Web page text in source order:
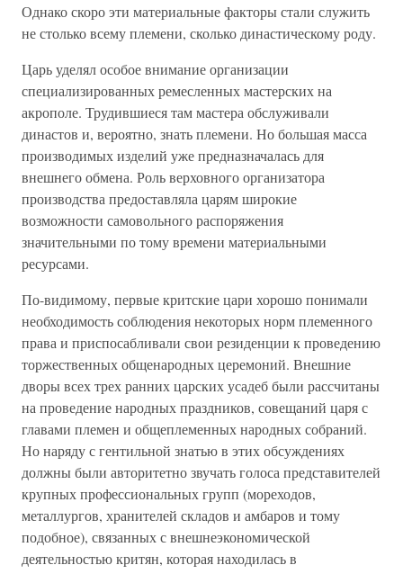
Однако скоро эти материальные факторы стали служить
не столько всему племени, сколько династическому роду.
Царь уделял особое внимание организации
специализированных ремесленных мастерских на
акрополе. Трудившиеся там мастера обслуживали
династов и, вероятно, знать племени. Но большая масса
производимых изделий уже предназначалась для
внешнего обмена. Роль верховного организатора
производства предоставляла царям широкие
возможности самовольного распоряжения
значительными по тому времени материальными
ресурсами.
По-видимому, первые критские цари хорошо понимали
необходимость соблюдения некоторых норм племенного
права и приспосабливали свои резиденции к проведению
торжественных общенародных церемоний. Внешние
дворы всех трех ранних царских усадеб были рассчитаны
на проведение народных праздников, совещаний царя с
главами племен и общеплеменных народных собраний.
Но наряду с гентильной знатью в этих обсуждениях
должны были авторитетно звучать голоса представителей
крупных профессиональных групп (мореходов,
металлургов, хранителей складов и амбаров и тому
подобное), связанных с внешнеэкономической
деятельностью критян, которая находилась в